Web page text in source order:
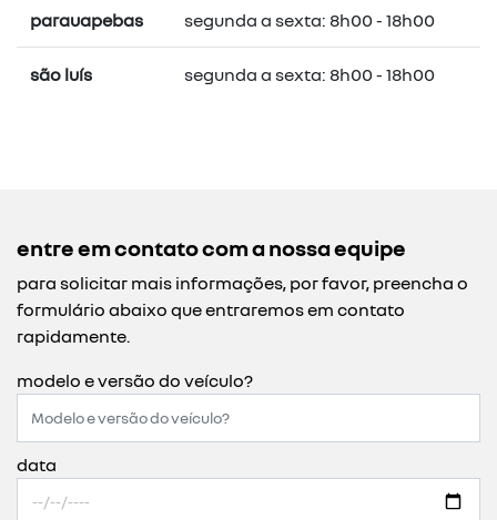
parauapebas segunda a sexta: 8h00 - 18h00
são luís segunda a sexta: 8h00 - 18h00
entre em contato com a nossa equipe
para solicitar mais informações, por favor, preencha o
formulário abaixo que entraremos em contato
rapidamente.
modelo e versão do veículo?
data